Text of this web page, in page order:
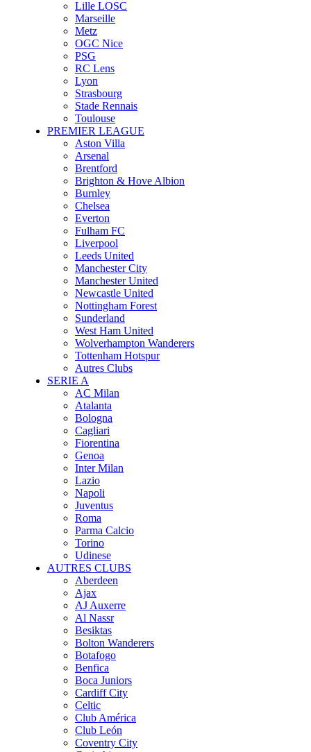
Lille LOSC
Marseille
Metz
OGC Nice
PSG
RC Lens
Lyon
Strasbourg
Stade Rennais
Toulouse
PREMIER LEAGUE
Aston Villa
Arsenal
Brentford
Brighton & Hove Albion
Burnley
Chelsea
Everton
Fulham FC
Liverpool
Leeds United
Manchester City
Manchester United
Newcastle United
Nottingham Forest
Sunderland
West Ham United
Wolverhampton Wanderers
Tottenham Hotspur
Autres Clubs
SERIE A
AC Milan
Atalanta
Bologna
Cagliari
Fiorentina
Genoa
Inter Milan
Lazio
Napoli
Juventus
Roma
Parma Calcio
Torino
Udinese
AUTRES CLUBS
Aberdeen
Ajax
AJ Auxerre
Al Nassr
Besiktas
Bolton Wanderers
Botafogo
Benfica
Boca Juniors
Cardiff City
Celtic
Club América
Club León
Coventry City